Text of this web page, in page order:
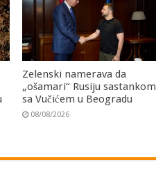
Zelenski namerava da
„ošamari“ Rusiju sastankom
sa Vučićem u Beogradu
08/08/2026